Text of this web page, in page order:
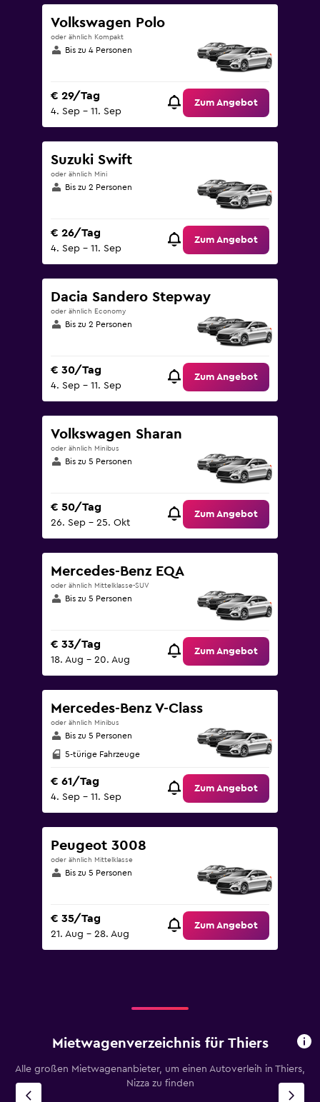
Volkswagen Polo
oder ähnlich Kompakt
Bis zu 4 Personen
€ 29/Tag
4. Sep – 11. Sep
Zum Angebot
Suzuki Swift
oder ähnlich Mini
Bis zu 2 Personen
€ 26/Tag
4. Sep – 11. Sep
Zum Angebot
Dacia Sandero Stepway
oder ähnlich Economy
Bis zu 2 Personen
€ 30/Tag
4. Sep – 11. Sep
Zum Angebot
Volkswagen Sharan
oder ähnlich Minibus
Bis zu 5 Personen
€ 50/Tag
26. Sep – 25. Okt
Zum Angebot
Mercedes-Benz EQA
oder ähnlich Mittelklasse-SUV
Bis zu 5 Personen
€ 33/Tag
18. Aug – 20. Aug
Zum Angebot
Mercedes-Benz V-Class
oder ähnlich Minibus
Bis zu 5 Personen
5-türige Fahrzeuge
€ 61/Tag
4. Sep – 11. Sep
Zum Angebot
Peugeot 3008
oder ähnlich Mittelklasse
Bis zu 5 Personen
€ 35/Tag
21. Aug – 28. Aug
Zum Angebot
Mietwagenverzeichnis für Thiers
Alle großen Mietwagenanbieter, um einen Autoverleih in Thiers,
Nizza zu finden